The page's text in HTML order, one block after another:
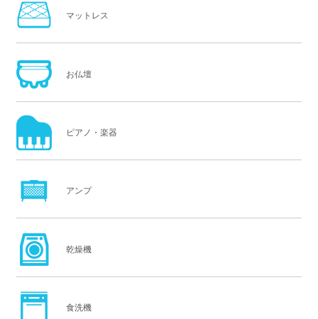
マットレス
お仏壇
ピアノ・楽器
アンプ
乾燥機
食洗機